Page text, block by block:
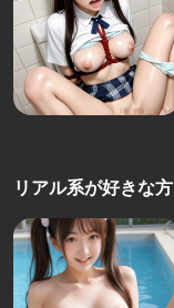
リアル系が好きな方